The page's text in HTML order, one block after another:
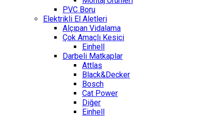
PVC Boru
Elektrikli El Aletleri
Alçıpan Vidalama
Çok Amaçlı Kesici
Einhell
Darbeli Matkaplar
Attlas
Black&Decker
Bosch
Cat Power
Diğer
Einhell